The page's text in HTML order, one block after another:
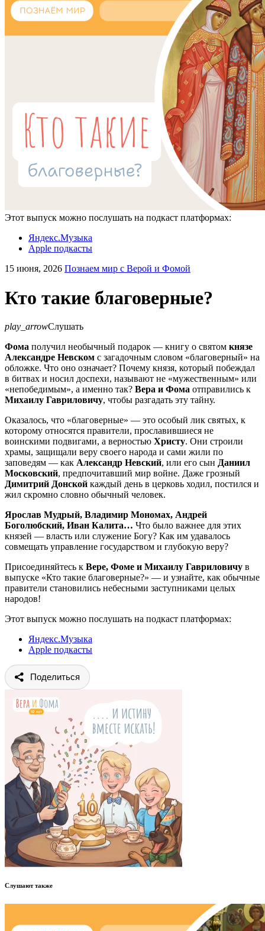
Этот выпуск можно послушать на подкаст платформах:
Яндекс.Музыка
Apple подкасты
15 июня, 2026 Познаем мир с Верой и Фомой
Кто такие благоверные?
play_arrowСлушать
Фома получил необычный подарок — книгу о святом князе
Александре Невском с загадочным словом «благоверный» на
обложке. Что оно означает? Почему князя, который побеждал
в битвах и носил доспехи, называют не «мужественным» или
«непобедимым», а именно так? Вера и Фома отправились к
Михаилу Гавриловичу, чтобы разгадать эту тайну.
Оказалось, что «благоверные» — это особый лик святых, к
которому относятся правители, прославившиеся не
воинскими подвигами, а верностью Христу. Они строили
храмы, защищали веру своего народа и сами жили по
заповедям — как Александр Невский, или его сын Даниил
Московский, предпочитавший мир войне. Даже грозный
Димитрий Донской каждый день в церковь ходил, постился и
жил скромно словно обычный человек.
Ярослав Мудрый, Владимир Мономах, Андрей
Боголюбский, Иван Калита… Что было важнее для этих
князей — власть или служение Богу? Как им удавалось
совмещать управление государством и глубокую веру?
Присоединяйтесь к Вере, Фоме и Михаилу Гавриловичу в
выпуске «Кто такие благоверные?» — и узнайте, как обычные
правители становились небесными заступниками целых
народов!
Этот выпуск можно послушать на подкаст платформах:
Яндекс.Музыка
Apple подкасты
Поделиться
Слушают также